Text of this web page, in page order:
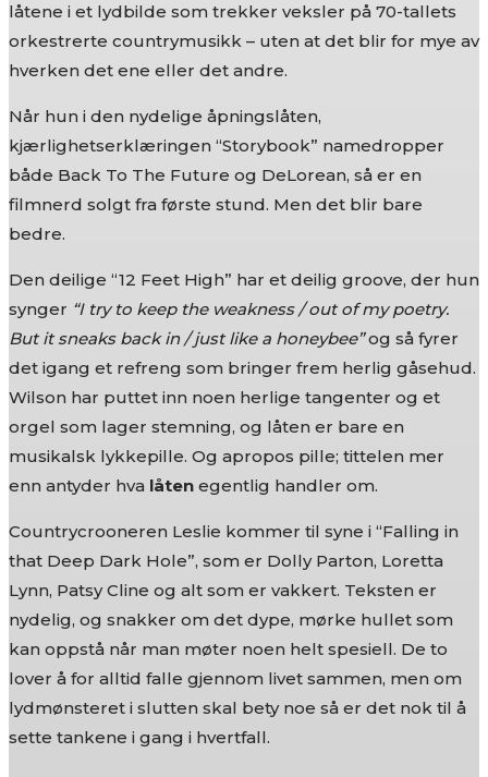
låtene i et lydbilde som trekker veksler på 70-tallets
orkestrerte countrymusikk – uten at det blir for mye av
hverken det ene eller det andre.
Når hun i den nydelige åpningslåten,
kjærlighetserklæringen “Storybook” namedropper
både Back To The Future og DeLorean, så er en
filmnerd solgt fra første stund. Men det blir bare
bedre.
Den deilige “12 Feet High” har et deilig groove, der hun
synger “I try to keep the weakness / out of my poetry.
But it sneaks back in / just like a honeybee”og så fyrer
det igang et refreng som bringer frem herlig gåsehud.
Wilson har puttet inn noen herlige tangenter og et
orgel som lager stemning, og låten er bare en
musikalsk lykkepille. Og apropos pille; tittelen mer
enn antyder hva låten egentlig handler om.
Countrycrooneren Leslie kommer til syne i “Falling in
that Deep Dark Hole”, som er Dolly Parton, Loretta
Lynn, Patsy Cline og alt som er vakkert. Teksten er
nydelig, og snakker om det dype, mørke hullet som
kan oppstå når man møter noen helt spesiell. De to
lover å for alltid falle gjennom livet sammen, men om
lydmønsteret i slutten skal bety noe så er det nok til å
sette tankene i gang i hvertfall.